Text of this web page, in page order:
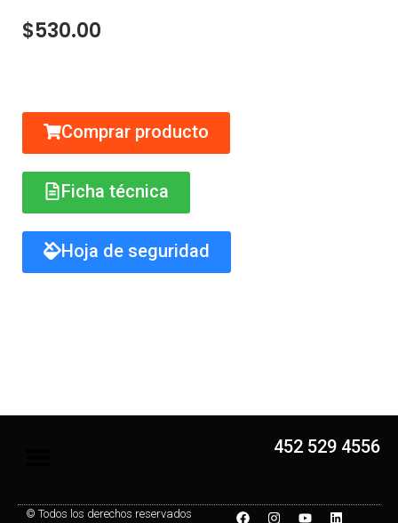
$530.00
Comprar producto
Ficha técnica
Hoja de seguridad
452 529 4556
© Todos los derechos reservados